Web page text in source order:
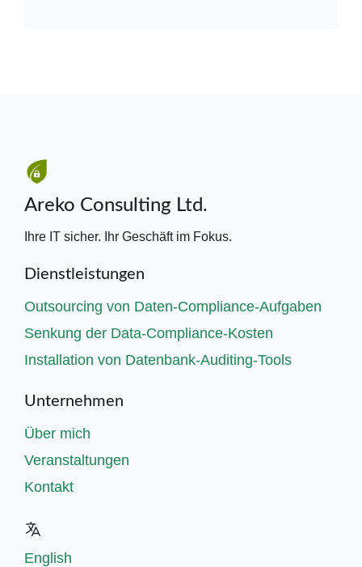
Areko Consulting Ltd.
Ihre IT sicher. Ihr Geschäft im Fokus.
Dienstleistungen
Outsourcing von Daten-Compliance-Aufgaben
Senkung der Data-Compliance-Kosten
Installation von Datenbank-Auditing-Tools
Unternehmen
Über mich
Veranstaltungen
Kontakt
English